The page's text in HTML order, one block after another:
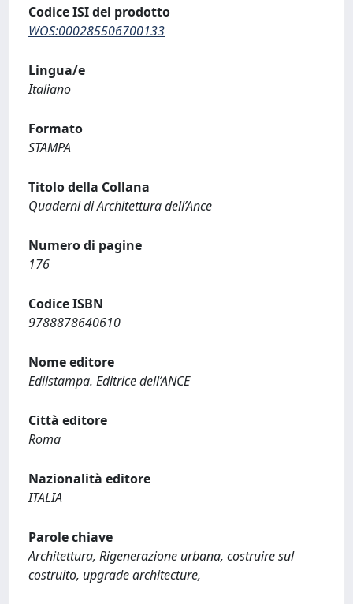
Codice ISI del prodotto
WOS:000285506700133
Lingua/e
Italiano
Formato
STAMPA
Titolo della Collana
Quaderni di Architettura dell’Ance
Numero di pagine
176
Codice ISBN
9788878640610
Nome editore
Edilstampa. Editrice dell’ANCE
Città editore
Roma
Nazionalità editore
ITALIA
Parole chiave
Architettura, Rigenerazione urbana, costruire sul
costruito, upgrade architecture,